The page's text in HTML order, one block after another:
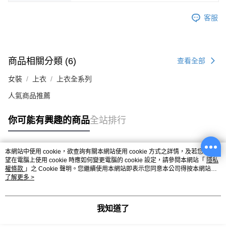
客服
商品相關分類 (6) 查看全部
女裝 上衣 上衣全系列
人氣商品推薦
你可能有興趣的商品全站排行
熱門標籤
本網站中使用 cookie，欲查詢有關本網站使用 cookie 方式之詳情，及若您不希
望在電腦上使用 cookie 時應如何變更電腦的 cookie 設定，請參閱本網站「 隱私
權條款 」之 Cookie 聲明。您繼續使用本網站即表示您同意本公司得按本網站使
用條款之 Cookie 聲明使用 cookie。
了解更多 >
我知道了